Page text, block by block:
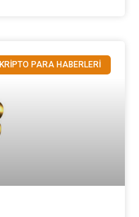
KRİPTO PARA HABERLERİ